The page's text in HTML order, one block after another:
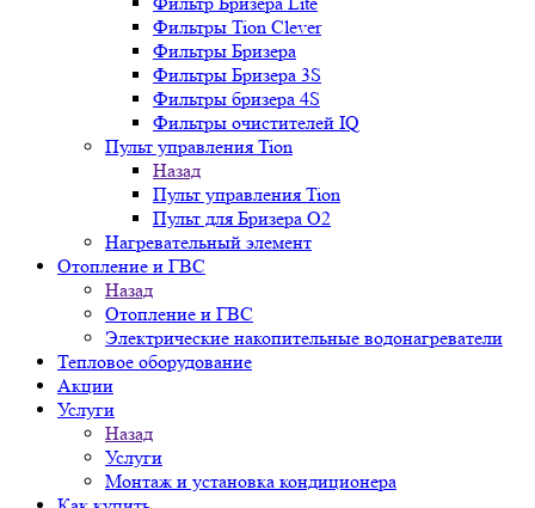
Фильтры Tion Clever
Фильтры Бризера
Фильтры Бризера 3S
Фильтры бризера 4S
Фильтры очистителей IQ
Пульт управления Tion
Назад
Пульт управления Tion
Пульт для Бризера O2
Нагревательный элемент
Отопление и ГВС
Назад
Отопление и ГВС
Электрические накопительные водонагреватели
Тепловое оборудование
Акции
Услуги
Назад
Услуги
Монтаж и установка кондиционера